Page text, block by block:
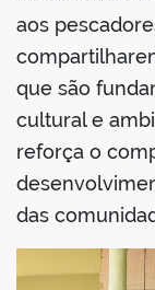
aos
que são
cultural e
reforça o
das